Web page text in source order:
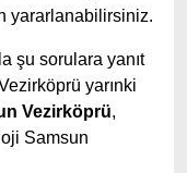
yararlanabilirsiniz.
şu sorulara yanıt
yarınki
Vezirköprü,
Samsun